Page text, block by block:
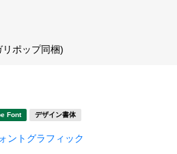
角ゴシック
ポップ同梱)
Font デザイン書体
ントグラフィック